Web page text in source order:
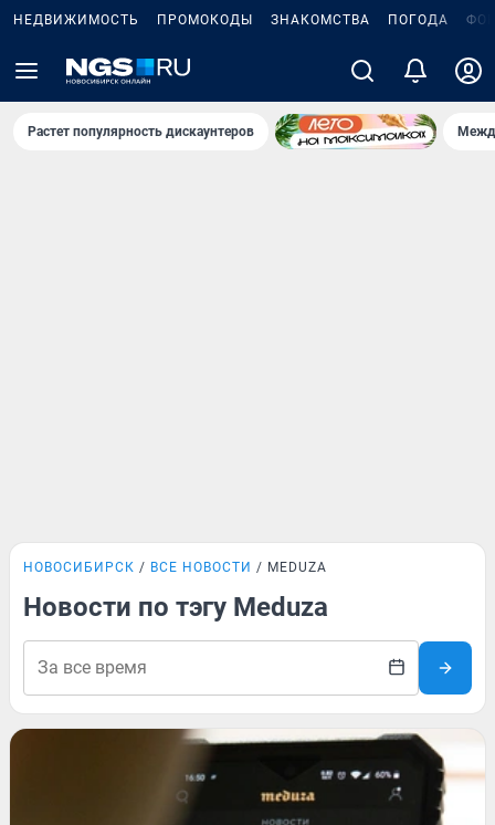
НЕДВИЖИМОСТЬ ПРОМОКОДЫ ЗНАКОМСТВА ПОГОДА
Растет популярность дискаунтеров
НОВОСИБИРСК ВСЕ НОВОСТИ MEDUZA
Новости по тэгу Meduza